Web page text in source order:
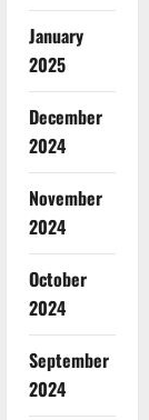
January
2025
December
2024
November
2024
October
2024
September
2024